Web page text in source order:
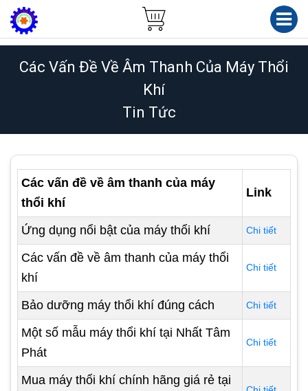
Các Vấn Đề Về Âm Thanh Của Máy Thổi
Khí
Tin Tức
Các vấn đề về âm thanh của máy
thổi khí
Link
Ứng dụng nổi bật của máy thổi khí Chi tiết
Các vấn đề về âm thanh của máy thổi
khí
Chi tiết
Bảo dưỡng máy thổi khí đúng cách Chi tiết
Một số mẫu máy thổi khí tại Nhất Tâm
Phát
Chi tiết
Mua máy thổi khí chính hãng giá rẻ tại